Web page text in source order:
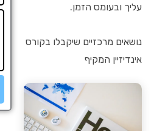
עליך ובעומס הזמן.
נושאים מרכזיים שיקבלו בקורס
אינדיזיין המקיף